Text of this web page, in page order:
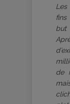
but
de